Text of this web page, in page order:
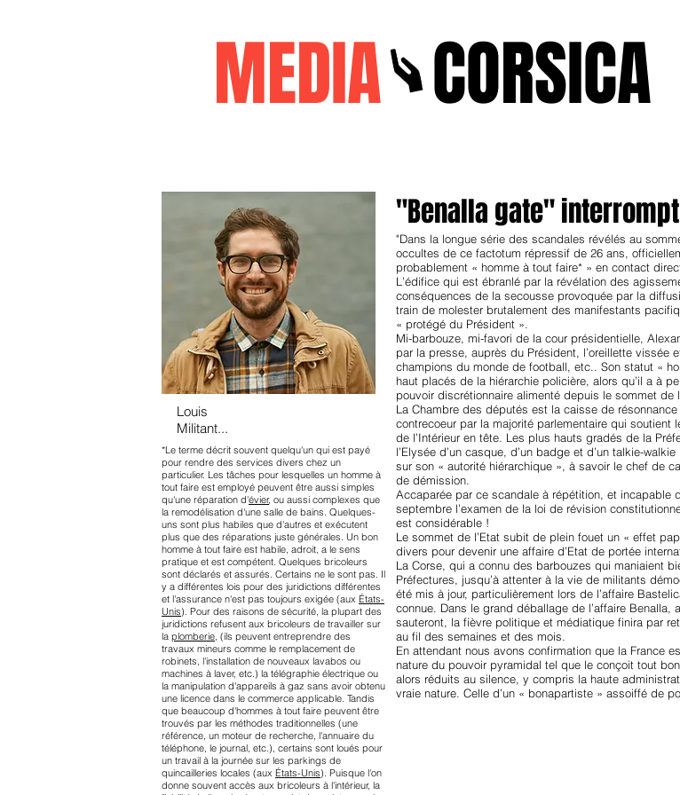
MEDIACORSICA
Louis
Militant...
*Le terme décrit souvent quelqu'un qui est payé
pour rendre des services divers chez un
particulier. Les tâches pour lesquelles un homme à
tout faire est employé peuvent être aussi simples
qu'une réparation d'évier, ou aussi complexes que
la remodélisation d'une salle de bains. Quelques-
uns sont plus habiles que d'autres et exécutent
plus que des réparations juste générales. Un bon
homme à tout faire est habile, adroit, a le sens
pratique et est compétent. Quelques bricoleurs
sont déclarés et assurés. Certains ne le sont pas. Il
y a différentes lois pour des juridictions différentes
et l'assurance n'est pas toujours exigée (aux États-
Unis). Pour des raisons de sécurité, la plupart des
juridictions refusent aux bricoleurs de travailler sur
la plomberie, (ils peuvent entreprendre des
travaux mineurs comme le remplacement de
robinets, l'installation de nouveaux lavabos ou
machines à laver, etc.) la télégraphie électrique ou
la manipulation d'appareils à gaz sans avoir obtenu
une licence dans le commerce applicable. Tandis
que beaucoup d'hommes à tout faire peuvent être
trouvés par les méthodes traditionnelles (une
référence, un moteur de recherche, l'annuaire du
téléphone, le journal, etc.), certains sont loués pour
un travail à la journée sur les parkings de
quincailleries locales (aux États-Unis). Puisque l'on
donne souvent accès aux bricoleurs à l'intérieur, la
"Benalla gate"
"Dans la longue série des scandales révélés au
occultes de ce factotum répressif de 26 ans,
probablement « homme à tout faire* » en contact
L’édifice qui est ébranlé par la révélation des
conséquences de la secousse provoquée par la
train de molester brutalement des manifestants
« protégé du Président ».
Mi-barbouze, mi-favori de la cour présidentielle,
par la presse, auprès du Président, l’oreillette vissée
champions du monde de football, etc.. Son statut «
haut placés de la hiérarchie policière, alors qu’il a à
pouvoir discrétionnaire alimenté depuis le sommet de
La Chambre des députés est la caisse de
contrecoeur par la majorité parlementaire qui
de l’Intérieur en tête. Les plus hauts gradés de la
l’Elysée d’un casque, d’un badge et d’un talkie-
sur son « autorité hiérarchique », à savoir le chef de
de démission.
Accaparée par ce scandale à répétition, et incapable
septembre l’examen de la loi de révision
est considérable !
Le sommet de l’Etat subit de plein fouet un « effet
divers pour devenir une affaire d’Etat de portée
La Corse, qui a connu des barbouzes qui maniaient
Préfectures, jusqu’à attenter à la vie de militants
été mis à jour, particulièrement lors de l’affaire
connue. Dans le grand déballage de l’affaire Benalla,
sauteront, la fièvre politique et médiatique finira par
au fil des semaines et des mois.
En attendant nous avons confirmation que la France
nature du pouvoir pyramidal tel que le conçoit tout
alors réduits au silence, y compris la haute
vraie nature. Celle d’un « bonapartiste » assoiffé de